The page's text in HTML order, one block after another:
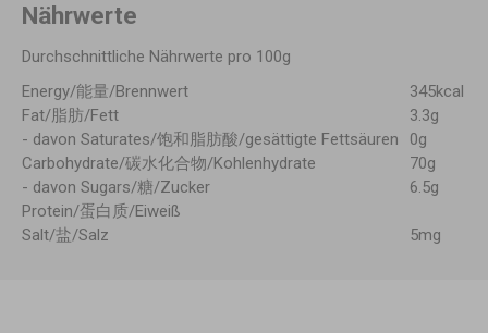
Nährwerte
Durchschnittliche Nährwerte pro 100g
Energy/能量/Brennwert
345kcal
Fat/脂肪/Fett
3.3g
- davon Saturates/饱和脂肪酸/gesättigte Fettsäuren
0g
Carbohydrate/碳水化合物/Kohlenhydrate
70g
- davon Sugars/糖/Zucker
6.5g
Protein/蛋白质/Eiweiß
Salt/盐/Salz
5mg